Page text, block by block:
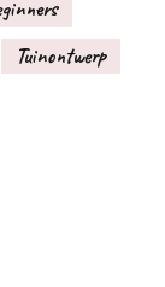
Tuinontwerp